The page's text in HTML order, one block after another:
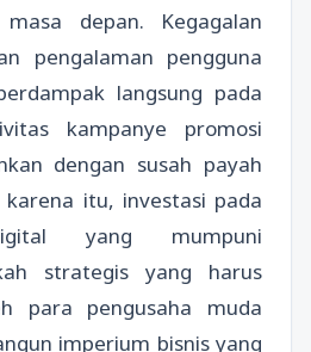
depan. Kegagalan
pengalaman pengguna
langsung pada
kampanye promosi
dengan susah payah
karena itu, investasi pada
yang mumpuni
strategis yang harus
para pengusaha muda
imperium bisnis yang